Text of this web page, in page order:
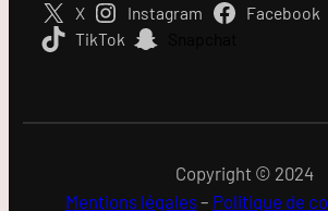
X Instagram Facebook
TikTok
Copyright © 2024
Mentions légales– Politique de